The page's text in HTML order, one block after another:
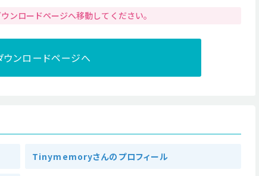
ンロードページへ移動してください。
ンロードページへ
Tinymemoryさんのプロフィール